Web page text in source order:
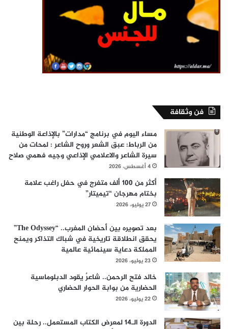
فن وثقافة
مساء اليوم في برنامج “مدارات” بالإذاعة الوطنية
من الرباط: عبق الشعر وروح الشاعر : لمحات من
سيرة الشاعر والاعلامي الإذاعي وجيه فهمي صلاح
4 أغسطس، 2026
أكثر من 100 ألف متفرج في حفل راغب علامة
بختام مهرجان “تيميتار”
27 يوليو، 2026
بعد تصويره بين أحضان المغرب.. “The Odyssey”
يحقق انطلاقة تاريخية في شباك التذاكر ويمنح
المملكة دعاية سينمائية عالمية
23 يوليو، 2026
خالد فتح الرحمن.. شاعرٌ يقود الدبلوماسية
الحضارية من بوابة الحوار الحضاري
22 يوليو، 2026
الدورة الـ14 لمعرض الكتاب المستعمل.. رحلة بين